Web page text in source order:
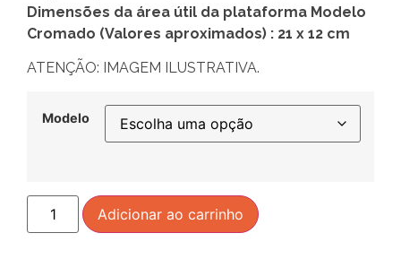
Dimensões da área útil da plataforma Modelo
Cromado (Valores aproximados) : 21 x 12 cm
ATENÇÃO: IMAGEM ILUSTRATIVA.
Modelo
Adicionar ao carrinho